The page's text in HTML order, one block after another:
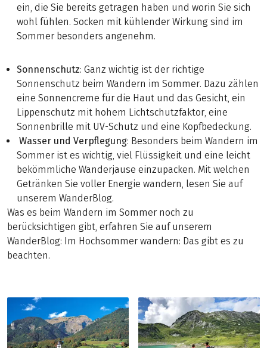
ein, die Sie bereits getragen haben und worin Sie sich
wohl fühlen. Socken mit kühlender Wirkung sind im
Sommer besonders angenehm.
Sonnenschutz: Ganz wichtig ist der richtige
Sonnenschutz beim Wandern im Sommer. Dazu zählen
eine Sonnencreme für die Haut und das Gesicht, ein
Lippenschutz mit hohem Lichtschutzfaktor, eine
Sonnenbrille mit UV-Schutz und eine Kopfbedeckung.
Wasser und Verpflegung: Besonders beim Wandern im
Sommer ist es wichtig, viel Flüssigkeit und eine leicht
bekömmliche Wanderjause einzupacken. Mit welchen
Getränken Sie voller Energie wandern, lesen Sie auf
unserem WanderBlog.
Was es beim Wandern im Sommer noch zu
berücksichtigen gibt, erfahren Sie auf unserem
WanderBlog: Im Hochsommer wandern: Das gibt es zu
beachten.